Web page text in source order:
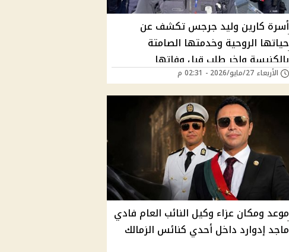
أسرة كارين وليد جرجس تكشف عن
حياتها الروحية وخدمتها الصامتة
بالكنيسة واخر طلب قبل وفاتها
الأربعاء 27/مايو/2026 - 02:31 م
موعد ومكان عزاء وكيل النائب العام فادي
ماجد إدوارد داخل أحدي كنائس الزمالك